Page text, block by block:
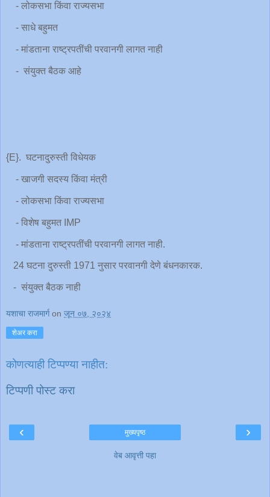
- लोकसभा किंवा राज्यसभा
- साधे बहुमत
- मांडताना राष्ट्रपतींची परवानगी लागत नाही
- संयुक्त बैठक आहे
{E}. घटनादुरुस्ती विधेयक
- खाजगी सदस्य किंवा मंत्री
- लोकसभा किंवा राज्यसभा
- विशेष बहुमत IMP
- मांडताना राष्ट्रपतींची परवानगी लागत नाही.
24 घटना दुरुस्ती 1971 नुसार परवानगी देणे बंधनकारक.
- संयुक्त बैठक नाही
यशाचा राजमार्ग on जून ०७, २०२४
शेअर करा
कोणत्याही टिप्पण्‍या नाहीत:
टिप्पणी पोस्ट करा
‹ ›
मुख्यपृष्ठ
वेब आवृत्ती पहा